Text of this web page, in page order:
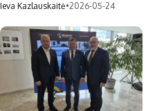
Ieva Kazlauskaitė•2026-05-24